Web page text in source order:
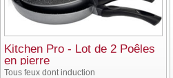
Kitchen Pro - Lot de 2 Poêles
en pierre
Tous feux dont induction